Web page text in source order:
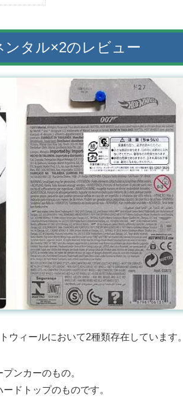
ンタル×2のレビュー
ウィールにおいて2種類存在しています。
ンカーのもの。
ドトップのものです。